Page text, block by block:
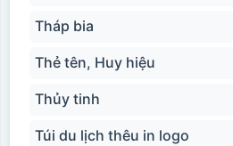
phù hợp với nhu cầu.
Dán được lên nhiều
cong
Tháp bia
Thẻ tên, Huy hiệu
Thủy tinh
Túi du lịch thêu in logo